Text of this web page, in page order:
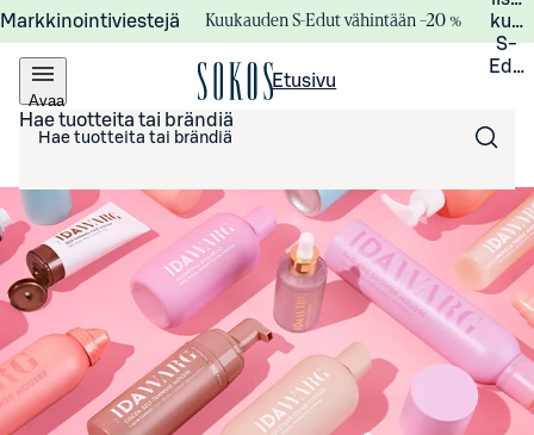
Markkinointiviestejä Kuukauden S-Edut vähintään –20 %
S-
Avaa
valikko
Etusivu
Hae tuotteita tai brändiä